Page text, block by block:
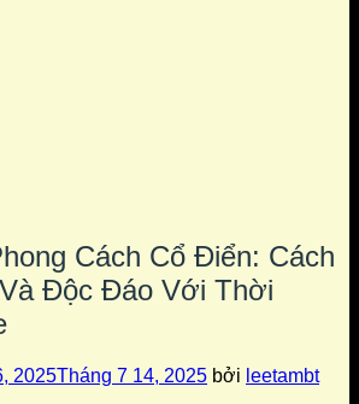
Cách Cổ Điển: Cách
Độc Đáo Với Thời
2025Tháng 7 14, 2025 bởi leetambt